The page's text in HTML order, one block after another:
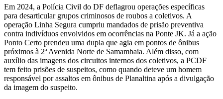
Em 2024, a Polícia Civil do DF deflagrou operações específicas
para desarticular grupos criminosos de roubos a coletivos. A
operação Linha Segura cumpriu mandados de prisão preventiva
contra indivíduos envolvidos em ocorrências na Ponte JK. Já a ação
Ponto Certo prendeu uma dupla que agia em pontos de ônibus
próximos à 2ª Avenida Norte de Samambaia. Além disso, com
auxílio das imagens dos circuitos internos dos coletivos, a PCDF
tem feito prisões de suspeitos, como quando deteve um homem
responsável por assaltos em ônibus de Planaltina após a divulgação
da imagem do suspeito.